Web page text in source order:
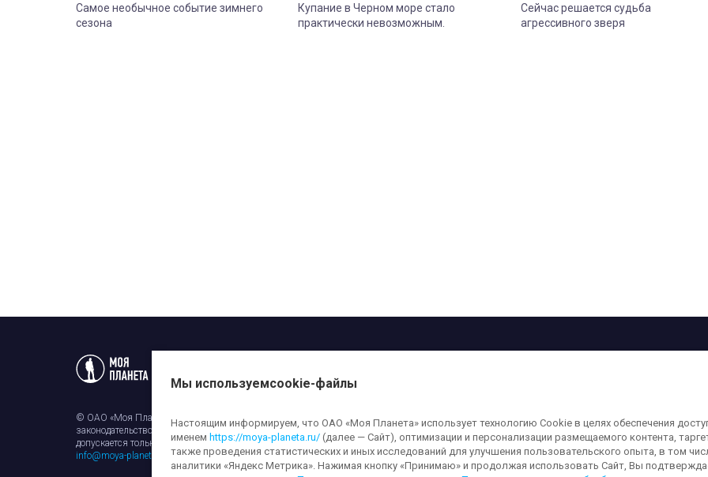
Самое необычное событие зимнего
сезона
Купание в Черном море стало
практически невозможным.
Сейчас решается судьба
агрессивного зверя
© ОАО «Моя Планета». Все права на любые материалы, опубликованные на сайте, защищены в соответствии с российским и международным
законодательством об авторском праве и смежных правах. Использование любых аудио-, фото- и видеоматериалов, размещенных на сайте,
допускается только с разрешения правообладателя и ссылкой на сайтmoya-planeta.ru. Адрес для направления юридически значимых
info@moya-planeta.ru
Мы используемcookie-файлы
Настоящим информируем, что ОАО «Моя Планета» использует технологию Cookie в целях обеспечения
именем https://moya-planeta.ru/ (далее — Сайт), оптимизации и персонализации размещаемого контента,
также проведения статистических и иных исследований для улучшения пользовательского опыта, в том
аналитики «Яндекс Метрика». Нажимая кнопку «Принимаю» и продолжая использовать Сайт, Вы